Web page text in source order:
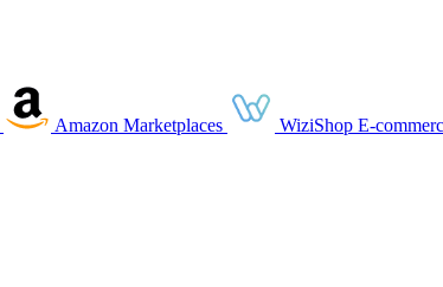
Amazon Marketplaces WiziShop E-